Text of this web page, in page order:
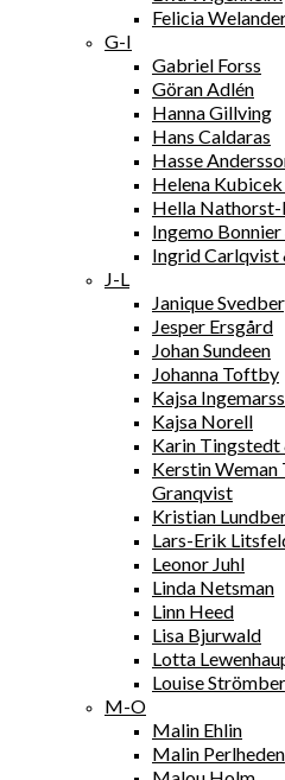
Felicia
G-I
Gabriel Forss
Göran Adlén
Hanna Gillving
Hans Caldaras
Hasse
Helena
Hella Nathorst-
Ingemo
Ingrid Carlqvist
J-L
Janique
Jesper Ersgård
Johan Sundeen
Johanna Toftby
Kajsa
Kajsa Norell
Karin
Kerstin
Granqvist
Kristian
Lars-Erik
Leonor Juhl
Linda Netsman
Linn Heed
Lisa Bjurwald
Lotta
Louise
M-O
Malin Ehlin
Malin Perlheden